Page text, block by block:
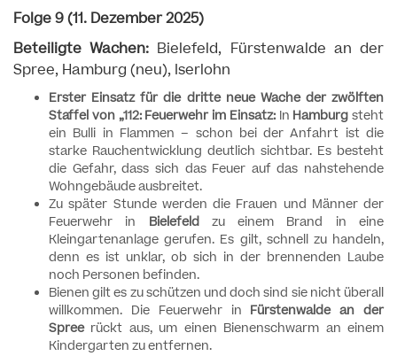
Folge 9 (11. Dezember 2025)
Beteiligte Wachen: Bielefeld, Fürstenwalde an der
Spree, Hamburg (neu), Iserlohn
Erster Einsatz für die dritte neue Wache der zwölften
Staffel von „112: Feuerwehr im Einsatz:In Hamburg steht
ein Bulli in Flammen – schon bei der Anfahrt ist die
starke Rauchentwicklung deutlich sichtbar. Es besteht
die Gefahr, dass sich das Feuer auf das nahstehende
Wohngebäude ausbreitet.
Zu später Stunde werden die Frauen und Männer der
Feuerwehr in Bielefeld zu einem Brand in eine
Kleingartenanlage gerufen. Es gilt, schnell zu handeln,
denn es ist unklar, ob sich in der brennenden Laube
noch Personen befinden.
Bienen gilt es zu schützen und doch sind sie nicht überall
willkommen. Die Feuerwehr in Fürstenwalde an der
Spreerückt aus, um einen Bienenschwarm an einem
Kindergarten zu entfernen.